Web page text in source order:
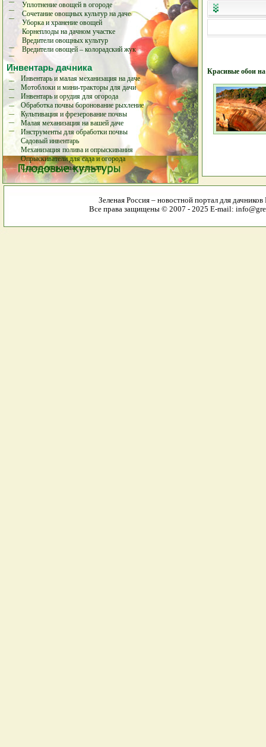
Уплотнение овощей в огороде
Сочетание овощных культур на даче
Уборка и хранение овощей
Корнеплоды на дачном участке
Вредители овощных культур
Вредители овощей – колорадский жук
Инвентарь дачника
Инвентарь и малая механизация на даче
Мотоблоки и мини-тракторы для дачи
Инвентарь и орудия для огорода
Обработка почвы боронование рыхление
Культивация и фрезерование почвы
Малая механизация на вашей даче
Инструменты для обработки почвы
Садовый инвентарь
Механизация полива и опрыскивания
Опрыскиватели для сада и огорода
Садово-огородные тележки
Красивые обои
Зеленая Россия – новостной портал для дачников
Все права защищены © 2007 - 2025 E-mail: